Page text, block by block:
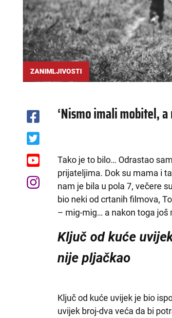
ZANIMLJIVOSTI
‘Nismo imali mobitel,
Tako je to bilo… Odrastao
prijateljima. Dok su mama i
nam je bila u pola 7, večere
bio neki od crtanih filmova,
– mig-mig… a nakon toga još
Ključ od kuće
nije pljačkao
Ključ od kuće uvijek je bio
uvijek broj-dva veća da bi